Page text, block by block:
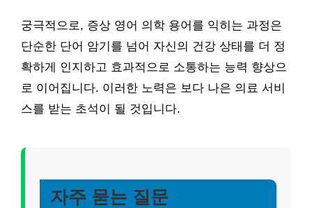
궁극적으로, 증상 영어 의학 용어를 익히는 과정은
단순한 단어 암기를 넘어 자신의 건강 상태를 더 정
확하게 인지하고 효과적으로 소통하는 능력 향상으
로 이어집니다. 이러한 노력은 보다 나은 의료 서비
스를 받는 초석이 될 것입니다.
자주 묻는 질문